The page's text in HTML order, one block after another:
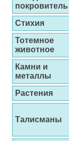
покровитель
Стихия
Тотемное
животное
Камни и
металлы
Растения
Талисманы